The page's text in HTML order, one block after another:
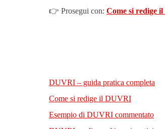
👉 Prosegui con:Come si redige
DUVRI – guida pratica completa
Come si redige il DUVRI
Esempio di DUVRI commentato